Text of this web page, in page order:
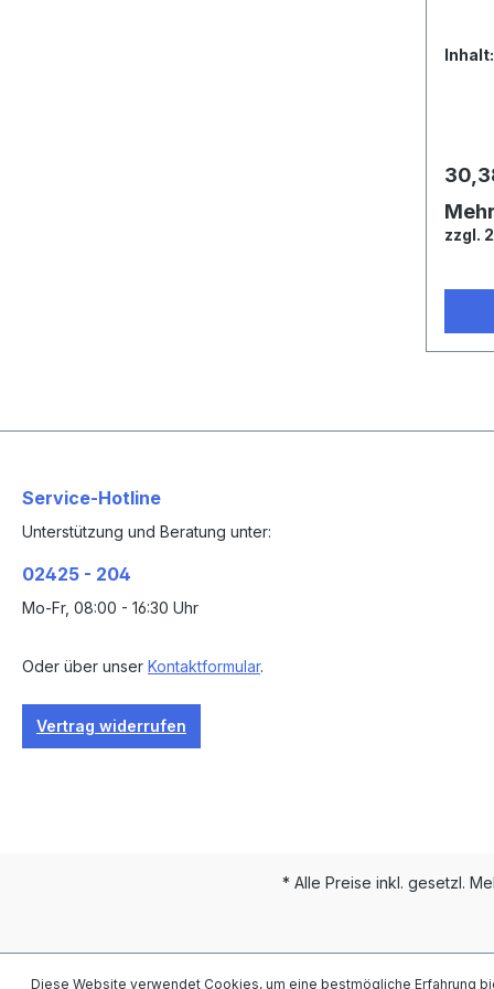
zzgl.
Service-Hotline
Unterstützung und Beratung unter:
02425 - 204
Mo-Fr, 08:00 - 16:30 Uhr
Oder über unser Kontaktformular.
Vertrag widerrufen
* Alle Preise inkl. gesetzl.
Diese Website verwendet Cookies, um eine bestmögliche Erfahrung